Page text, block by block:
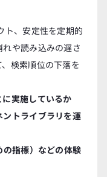
ト、安定性を定期的
や読み込みの遅さ
検索順位の下落を
実施しているか
トライブラリを運
指標）などの体験